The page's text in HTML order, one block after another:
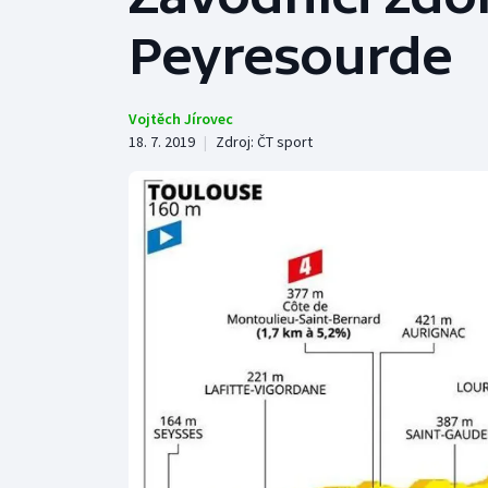
Curling
Dostihy
Peyresourde
Vojtěch Jírovec
18. 7. 2019 | Zdroj: ČT sport